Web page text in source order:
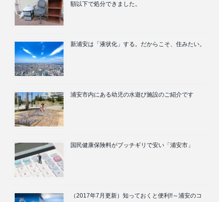
額以下で処分できました。
新浦安は「液状化」する。だからこそ、住みたい。
浦安市内にある幼児の水遊び施設のご紹介です
国民健康保険料がブッチギリで安い「浦安市」
（2017年7月更新）知っておくと便利!!～浦安のコ